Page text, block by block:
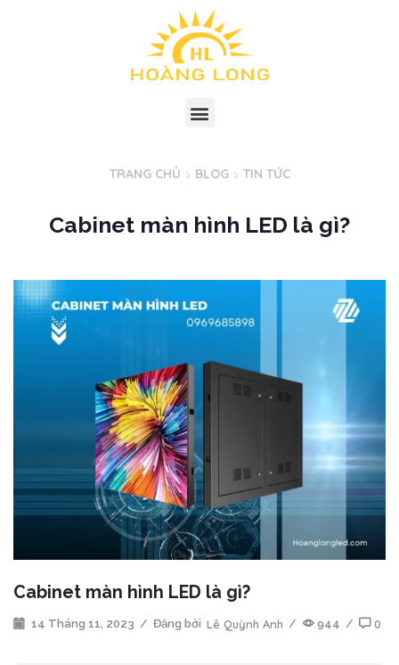
TRANG CHỦ BLOG TIN TỨC
Cabinet màn hình LED là gì?
Cabinet màn hình LED là gì?
14 Tháng 11, 2023 / Đăng bởi Lê Quỳnh Anh / 944 / 0